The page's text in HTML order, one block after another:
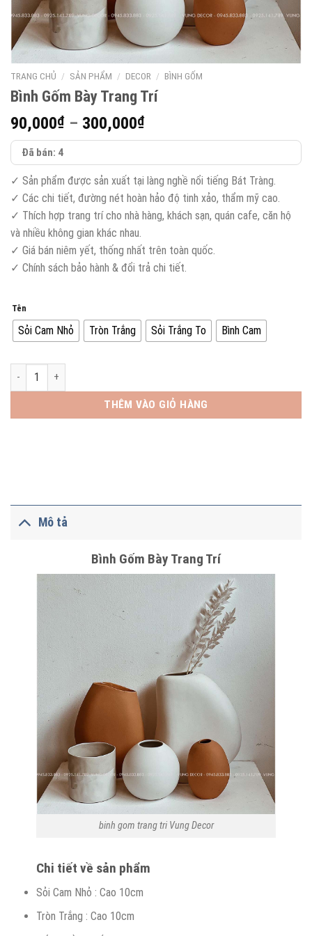
TRANG CHỦ / SẢN PHẨM / DECOR / BÌNH GỐM
Bình Gốm Bày Trang Trí
90,000₫ – 300,000₫Khoảng
giá:
90,000₫
đến
300,000₫
Đã bán: 4
✓ Sản phẩm được sản xuất tại làng nghề nổi tiếng Bát Tràng.
✓ Các chi tiết, đường nét hoàn hảo độ tinh xảo, thẩm mỹ cao.
✓ Thích hợp trang trí cho nhà hàng, khách sạn, quán cafe, căn hộ
và nhiều không gian khác nhau.
✓ Giá bán niêm yết, thống nhất trên toàn quốc.
✓ Chính sách bảo hành & đổi trả chi tiết.
Tên
Sỏi Cam Nhỏ Tròn Trắng Sỏi Trắng To Bình Cam
Bình Gốm Bày Trang Trí số lượng
THÊM VÀO GIỎ HÀNG
Mô tả
Bình Gốm Bày Trang Trí
binh gom trang tri Vung Decor
Chi tiết về sản phẩm
Sỏi Cam Nhỏ : Cao 10cm
Tròn Trắng : Cao 10cm